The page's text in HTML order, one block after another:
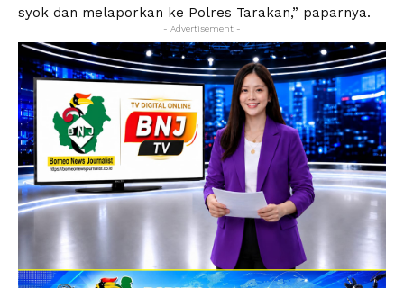
syok dan melaporkan ke Polres Tarakan,” paparnya.
- Advertisement -